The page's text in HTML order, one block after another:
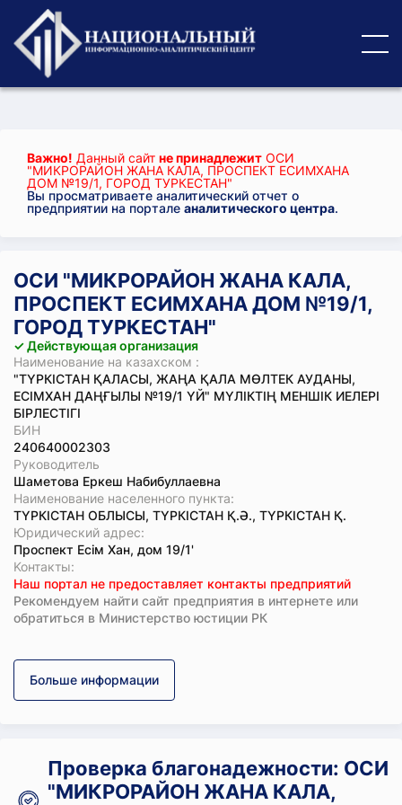
Важно! Данный сайт не принадлежит ОСИ
"МИКРОРАЙОН ЖАНА КАЛА, ПРОСПЕКТ ЕСИМХАНА
ДОМ №19/1, ГОРОД ТУРКЕСТАН"
Вы просматриваете аналитический отчет о
предприятии на портале аналитического центра.
ОСИ "МИКРОРАЙОН ЖАНА КАЛА,
ПРОСПЕКТ ЕСИМХАНА ДОМ №19/1,
ГОРОД ТУРКЕСТАН"
✓ Действующая организация
Наименование на казахском :
"ТҮРКІСТАН ҚАЛАСЫ, ЖАҢА ҚАЛА МӨЛТЕК АУДАНЫ,
ЕСІМХАН ДАҢҒЫЛЫ №19/1 ҮЙ" МҮЛІКТІҢ МЕНШІК ИЕЛЕРІ
БІРЛЕСТІГІ
БИН
240640002303
Руководитель
Шаметова Еркеш Набибуллаевна
Наименование населенного пункта:
ТҮРКІСТАН ОБЛЫСЫ, ТҮРКІСТАН Қ.Ә., ТҮРКІСТАН Қ.
Юридический адрес:
Проспект Есім Хан, дом 19/1'
Koнтaкты:
Наш портал не предоставляет контакты предприятий
Рекомендуем найти сайт предприятия в интернете или
обратиться в Министерство юстиции РК
Больше информации
Проверка благонадежности: ОСИ
"МИКРОРАЙОН ЖАНА КАЛА,